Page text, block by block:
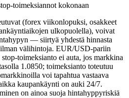
toimeksiannot kokonaan
(forex viikonlopuksi, osakkeet
ulkopuolella), voivat
— siirtyä yhdestä hinnasta
ilman välihintoja. EUR/USD-pariin
toimeksianto ei auta, jos markkina
1.0850; toimeksianto toteutuu
voi tapahtua vastaava
kaupankäynti on auki 24/7.
on ainoa suoja hintahyppyriskiä